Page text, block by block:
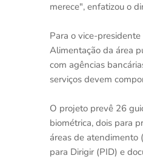
merece", enfatizou o
Para o vice-
Alimentação da área
com agências
serviços devem
O projeto prevê 26
biométrica, dois para
áreas de atendimento
para Dirigir (PID) e